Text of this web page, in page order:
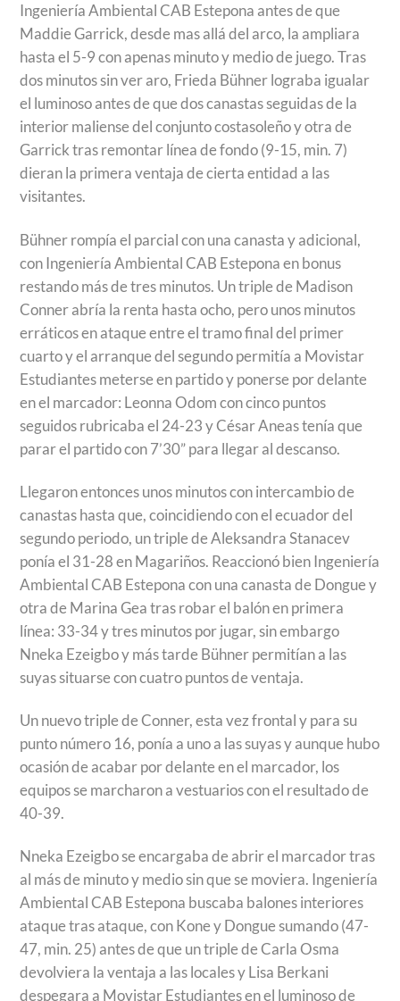
Ingeniería Ambiental CAB Estepona antes de que
Maddie Garrick, desde mas allá del arco, la ampliara
hasta el 5-9 con apenas minuto y medio de juego. Tras
dos minutos sin ver aro, Frieda Bühner lograba igualar
el luminoso antes de que dos canastas seguidas de la
interior maliense del conjunto costasoleño y otra de
Garrick tras remontar línea de fondo (9-15, min. 7)
dieran la primera ventaja de cierta entidad a las
visitantes.
Bühner rompía el parcial con una canasta y adicional,
con Ingeniería Ambiental CAB Estepona en bonus
restando más de tres minutos. Un triple de Madison
Conner abría la renta hasta ocho, pero unos minutos
erráticos en ataque entre el tramo final del primer
cuarto y el arranque del segundo permitía a Movistar
Estudiantes meterse en partido y ponerse por delante
en el marcador: Leonna Odom con cinco puntos
seguidos rubricaba el 24-23 y César Aneas tenía que
parar el partido con 7’30” para llegar al descanso.
Llegaron entonces unos minutos con intercambio de
canastas hasta que, coincidiendo con el ecuador del
segundo periodo, un triple de Aleksandra Stanacev
ponía el 31-28 en Magariños. Reaccionó bien Ingeniería
Ambiental CAB Estepona con una canasta de Dongue y
otra de Marina Gea tras robar el balón en primera
línea: 33-34 y tres minutos por jugar, sin embargo
Nneka Ezeigbo y más tarde Bühner permitían a las
suyas situarse con cuatro puntos de ventaja.
Un nuevo triple de Conner, esta vez frontal y para su
punto número 16, ponía a uno a las suyas y aunque hubo
ocasión de acabar por delante en el marcador, los
equipos se marcharon a vestuarios con el resultado de
40-39.
Nneka Ezeigbo se encargaba de abrir el marcador tras
al más de minuto y medio sin que se moviera. Ingeniería
Ambiental CAB Estepona buscaba balones interiores
ataque tras ataque, con Kone y Dongue sumando (47-
47, min. 25) antes de que un triple de Carla Osma
devolviera la ventaja a las locales y Lisa Berkani
despegara a Movistar Estudiantes en el luminoso de